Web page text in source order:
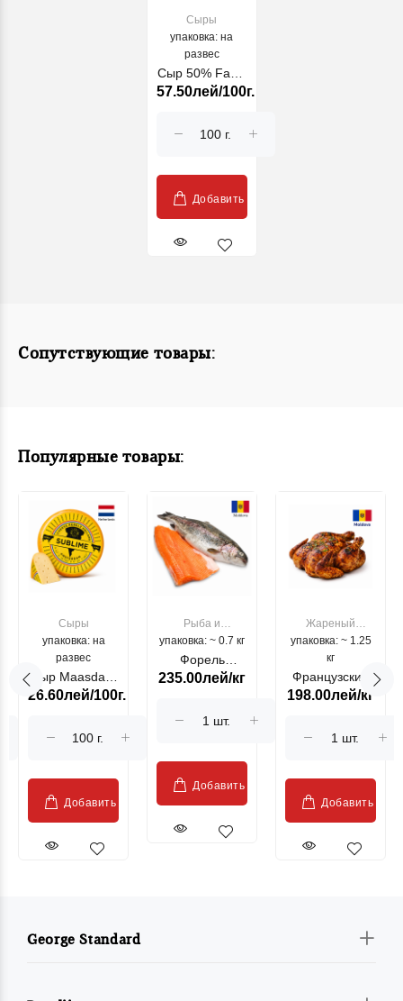
Сыры
упаковка: на
развес
Сыр 50% Farm
Tartufo
57.50лей/100г.
Добавить
Сопутствующие товары:
Популярные товары:
Сыры
упаковка: на
развес
Сыр Maasdam
Sublime Cow
26.60лей/100г.
Добавить
Рыба и
морепродукты
упаковка: ~ 0.7 кг
Форель
лососевая
Moldovenesc"
235.00лей/кг
Добавить
Жареный
цыпленок
упаковка: ~ 1.25
кг
Французский
гриль, кг
198.00лей/кг
Добавить
George Standard